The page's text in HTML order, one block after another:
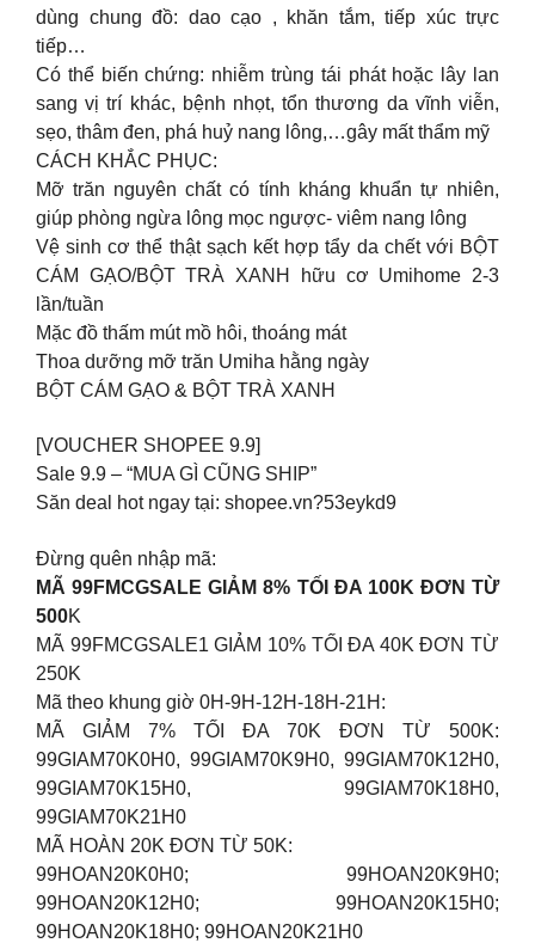
dùng chung đồ: dao cạo , khăn tắm, tiếp xúc trực
tiếp…
Có thể biến chứng: nhiễm trùng tái phát hoặc lây lan
sang vị trí khác, bệnh nhọt, tổn thương da vĩnh viễn,
sẹo, thâm đen, phá huỷ nang lông,…gây mất thẩm mỹ
CÁCH KHẮC PHỤC:
Mỡ trăn nguyên chất có tính kháng khuẩn tự nhiên,
giúp phòng ngừa lông mọc ngược- viêm nang lông
Vệ sinh cơ thể thật sạch kết hợp tẩy da chết với BỘT
CÁM GẠO/BỘT TRÀ XANH hữu cơ Umihome 2-3
lần/tuần
Mặc đồ thấm mút mồ hôi, thoáng mát
Thoa dưỡng mỡ trăn Umiha hằng ngày
BỘT CÁM GẠO & BỘT TRÀ XANH
[VOUCHER SHOPEE 9.9]
Sale 9.9 – “MUA GÌ CŨNG SHIP”
Săn deal hot ngay tại: shopee.vn?53eykd9
Đừng quên nhập mã:
MÃ 99FMCGSALE GIẢM 8% TỐI ĐA 100K ĐƠN TỪ
500K
MÃ 99FMCGSALE1 GIẢM 10% TỐI ĐA 40K ĐƠN TỪ
250K
Mã theo khung giờ 0H-9H-12H-18H-21H:
MÃ GIẢM 7% TỐI ĐA 70K ĐƠN TỪ 500K:
99GIAM70K0H0, 99GIAM70K9H0, 99GIAM70K12H0,
99GIAM70K15H0, 99GIAM70K18H0,
99GIAM70K21H0
MÃ HOÀN 20K ĐƠN TỪ 50K:
99HOAN20K0H0; 99HOAN20K9H0;
99HOAN20K12H0; 99HOAN20K15H0;
99HOAN20K18H0; 99HOAN20K21H0